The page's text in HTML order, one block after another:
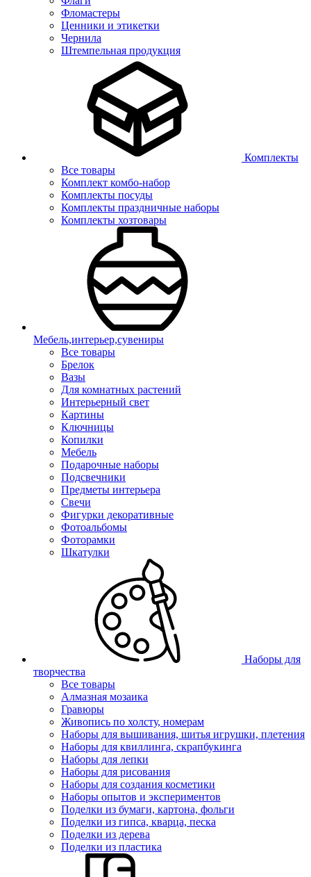
Фломастеры
Ценники и этикетки
Чернила
Штемпельная продукция
Комплекты
Все товары
Комплект комбо-набор
Комплекты посуды
Комплекты праздничные наборы
Комплекты хозтовары
Мебель,интерьер,сувениры
Все товары
Брелок
Вазы
Для комнатных растений
Интерьерный свет
Картины
Ключницы
Копилки
Мебель
Подарочные наборы
Подсвечники
Предметы интерьера
Свечи
Фигурки декоративные
Фотоальбомы
Фоторамки
Шкатулки
Наборы для
творчества
Все товары
Алмазная мозаика
Гравюры
Живопись по холсту, номерам
Наборы для вышивания, шитья игрушки, плетения
Наборы для квиллинга, скрапбукинга
Наборы для лепки
Наборы для рисования
Наборы для создания косметики
Наборы опытов и экспериментов
Поделки из бумаги, картона, фольги
Поделки из гипса, кварца, песка
Поделки из дерева
Поделки из пластика